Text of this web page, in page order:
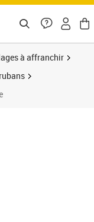
à affranchir